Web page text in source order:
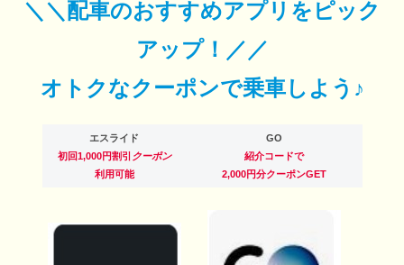
＼＼配車のおすすめアプリをピック
アップ！／／
オトクなクーポンで乗車しよう♪
エスライド
初回1,000円割引 クーポン
利用可能
GO
紹介コードで
2,000円分クーポンGET